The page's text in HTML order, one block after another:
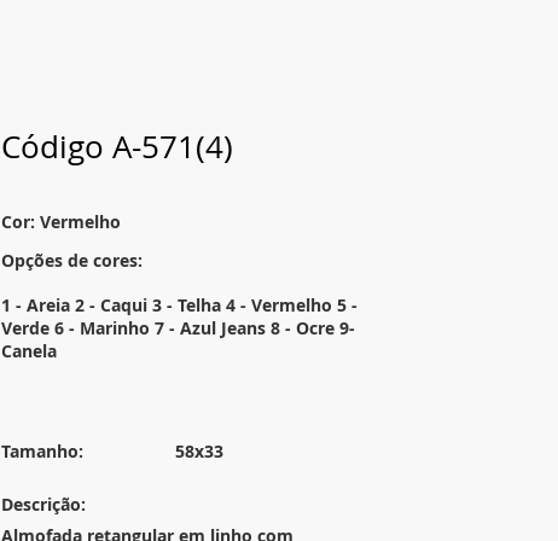
Código A-571(4)
Cor: Vermelho
Opções de cores:
1 - Areia 2 - Caqui 3 - Telha 4 - Vermelho 5 -
Verde 6 - Marinho 7 - Azul Jeans 8 - Ocre 9-
Canela
Tamanho: 58x33
Descrição:
Almofada retangular em linho com